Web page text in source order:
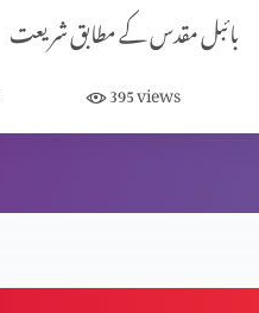
بائبل مقدس کے مطابق شریعت
395views